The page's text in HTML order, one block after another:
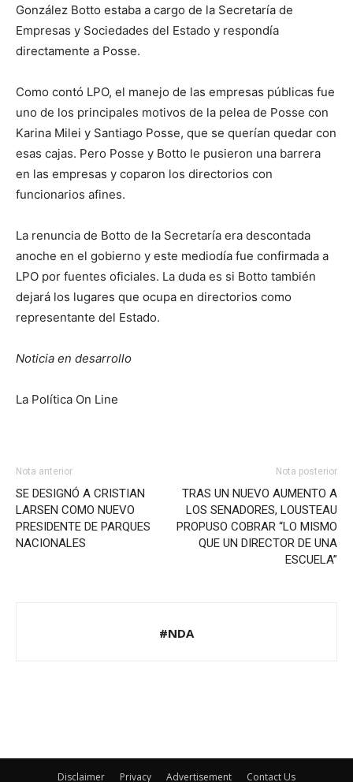
González Botto estaba a cargo de la Secretaría de
Empresas y Sociedades del Estado y respondía
directamente a Posse.
Como contó LPO, el manejo de las empresas públicas fue
uno de los principales motivos de la pelea de Posse con
Karina Milei y Santiago Posse, que se querían quedar con
esas cajas. Pero Posse y Botto le pusieron una barrera
en las empresas y coparon los directorios con
funcionarios afines.
La renuncia de Botto de la Secretaría era descontada
anoche en el gobierno y este mediodía fue confirmada a
LPO por fuentes oficiales. La duda es si Botto también
dejará los lugares que ocupa en directorios como
representante del Estado.
Noticia en desarrollo
La Política On Line
Nota anterior
SE DESIGNÓ A CRISTIAN
LARSEN COMO NUEVO
PRESIDENTE DE PARQUES
NACIONALES
Nota posterior
TRAS UN NUEVO AUMENTO A
LOS SENADORES, LOUSTEAU
PROPUSO COBRAR “LO MISMO
QUE UN DIRECTOR DE UNA
ESCUELA”
#NDA
Disclaimer Privacy Advertisement Contact Us